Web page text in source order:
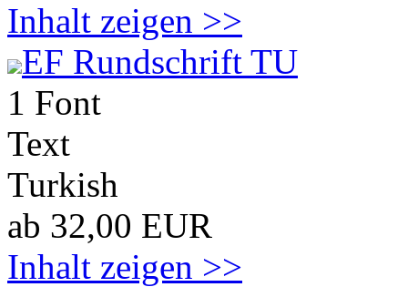
Inhalt zeigen >>
EF Rundschrift TU
1 Font
Text
Turkish
ab 32,00 EUR
Inhalt zeigen >>